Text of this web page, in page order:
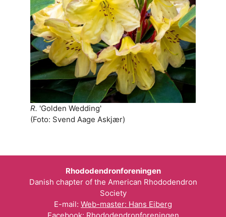
R. 'Golden Wedding'
(Foto: Svend Aage Askjær)
Rhododendronforeningen
Danish chapter of the American Rhododendron
Society
E-mail: Web-master: Hans Eiberg